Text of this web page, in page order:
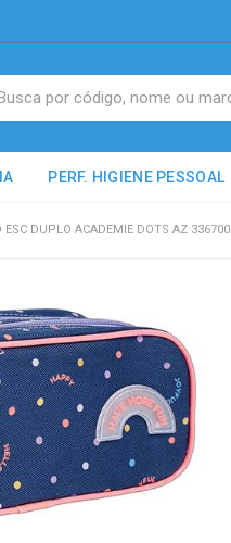
PERF. HIGIENE PESSOAL
ESC DUPLO ACADEMIE DOTS AZ 336700